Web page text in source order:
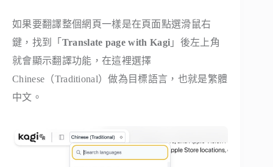
如果要翻譯整個網頁一樣是在頁面點選滑鼠右
鍵，找到「 Translate page with Kagi 」後左上角
就會顯示翻譯功能，在這裡選擇
Chinese（Traditional）做為目標語言，也就是繁體
中文。